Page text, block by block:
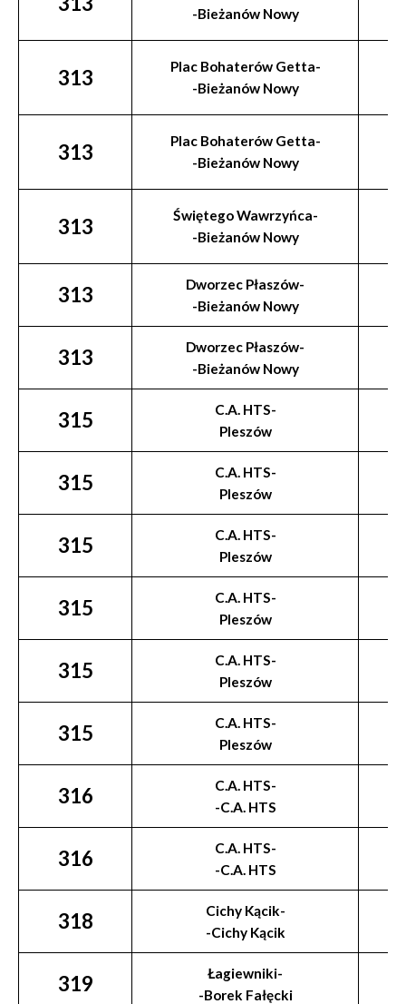
-Bieżanów Nowy
313
Plac Bohaterów Getta-
-Bieżanów Nowy
313
Plac Bohaterów Getta-
-Bieżanów Nowy
313
Świętego Wawrzyńca-
-Bieżanów Nowy
313
Dworzec Płaszów-
-Bieżanów Nowy
313
Dworzec Płaszów-
-Bieżanów Nowy
315
C.A. HTS-
Pleszów
315
C.A. HTS-
Pleszów
315
C.A. HTS-
Pleszów
315
C.A. HTS-
Pleszów
315
C.A. HTS-
Pleszów
315
C.A. HTS-
Pleszów
316
C.A. HTS-
-C.A. HTS
316
C.A. HTS-
-C.A. HTS
318
Cichy Kącik-
-Cichy Kącik
319
Łagiewniki-
-Borek Fałęcki